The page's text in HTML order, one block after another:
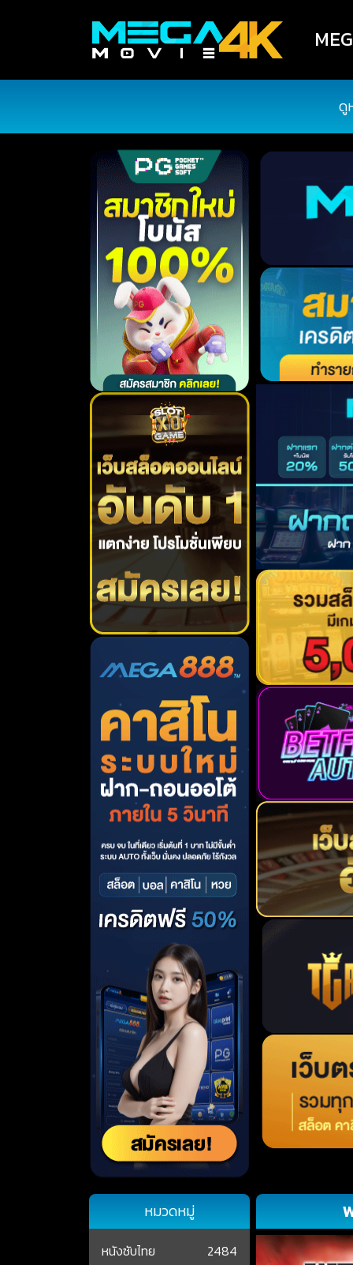
ดู
หมวดหมู่
หนังซับไทย
2484